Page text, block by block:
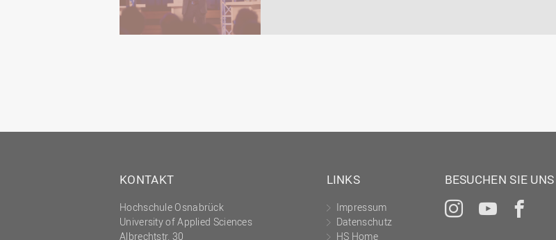
KONTAKT
Hochschule Osnabrück
University of Applied Sciences
Albrechtstr. 30
LINKS
Impressum
Datenschutz
HS Home
BESUCHEN SIE UNS
Instagram
YouTube